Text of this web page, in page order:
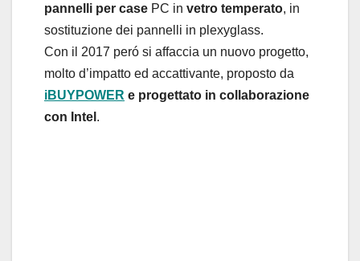
pannelli per case PC in vetro temperato, in
sostituzione dei pannelli in plexyglass.
Con il 2017 peró si affaccia un nuovo progetto,
molto d’impatto ed accattivante, proposto da
iBUYPOWER e progettato in collaborazione
con Intel .